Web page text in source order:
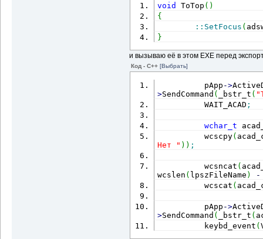
void ToTop ( )
{
:: SetFocus (
}
и вызываю её в этом EXE перед
Код - C++ [Выбрать]
pApp ->
>SendCommand ( _bstr_t (
WAIT_ACAD ;
wchar_t
wcscpy(
Нет " ) ) ;
wcsncat (
wcslen ( lpszFileName )
-
wcscat (
pApp ->
>SendCommand ( _bstr_t (
keybd_event (